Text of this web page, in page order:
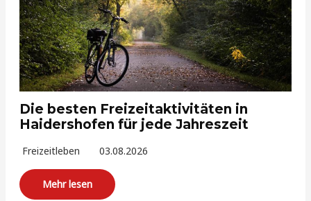
Die besten Freizeitaktivitäten in
Haidershofen für jede Jahreszeit
Freizeitleben 03.08.2026
Mehr lesen